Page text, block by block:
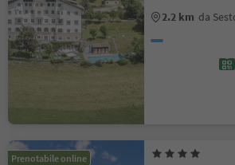
2.2 km da
Prenotabile online